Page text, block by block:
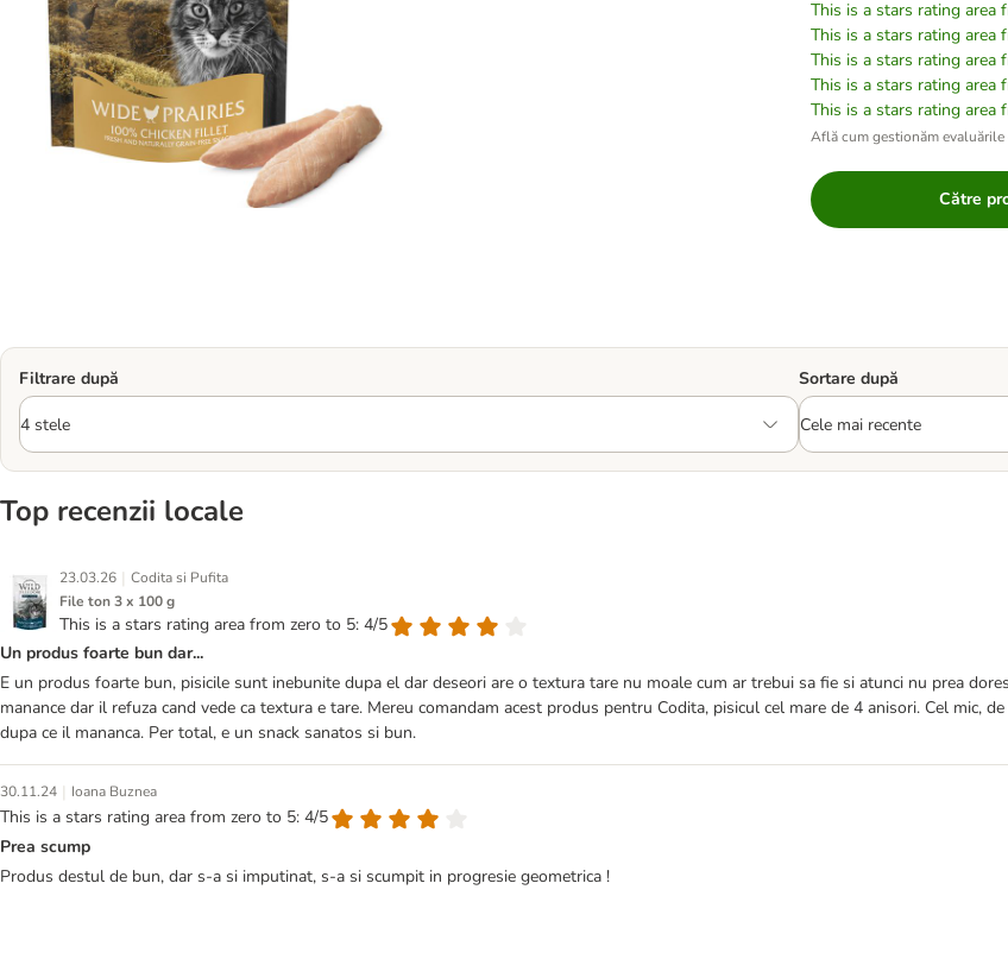
This is a stars rating area
This is a stars rating area
This is a stars rating area
This is a stars rating area
This is a stars rating area
Află cum gestionăm evaluările
Către
Filtrare după Sortare după
Top recenzii locale
23.03.26 | Codita si Pufita
File ton 3 x 100 g
This is a stars rating area from zero to 5: 4/5
Un produs foarte bun dar...
E un produs foarte bun, pisicile sunt inebunite dupa el dar deseori are o textura tare nu moale cum ar trebui sa fie si atunci nu prea
manance dar il refuza cand vede ca textura e tare. Mereu comandam acest produs pentru Codita, pisicul cel mare de 4 anisori. Cel
dupa ce il mananca. Per total, e un snack sanatos si bun.
30.11.24 | Ioana Buznea
This is a stars rating area from zero to 5: 4/5
Prea scump
Produs destul de bun, dar s-a si imputinat, s-a si scumpit in progresie geometrica !